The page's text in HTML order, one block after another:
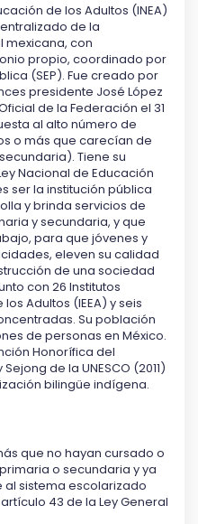
de los Adultos (INEA)
de la
mexicana, con
propio, coordinado por
(SEP). Fue creado por
presidente José López
de la Federación el 31
al alto número de
o más que carecían de
Tiene su
Nacional de Educación
ser la institución pública
y brinda servicios de
y secundaria, y que
para que jóvenes y
eleven su calidad
de una sociedad
con 26 Institutos
Adultos (IEEA) y seis
Su población
de personas en México.
Honorífica del
Sejong de la UNESCO (2011)
bilingüe indígena.
que no hayan cursado o
o secundaria y ya
sistema escolarizado
43 de la Ley General